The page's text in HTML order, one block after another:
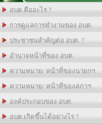
อบต.คืออะไร ?
การดูแลการทำงานของ อบต.
ประชาชนสำคัญต่อ อบต. ?
อำนาจหน้าที่ของ อบต.
ความหมาย/ หน้าที่ของนายกฯ
ความหมาย/ หน้าที่ของสภาฯ
องค์ประกอบของ อบต.
อบต.เกิดขึ้นได้อย่างไร ?